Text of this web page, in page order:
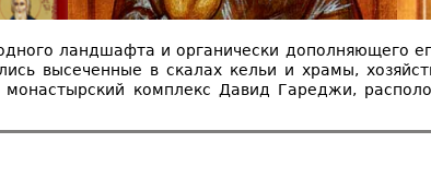
ландшафта и органически дополняющего
высеченные в скалах кельи и храмы,
комплекс Давид Гареджи,